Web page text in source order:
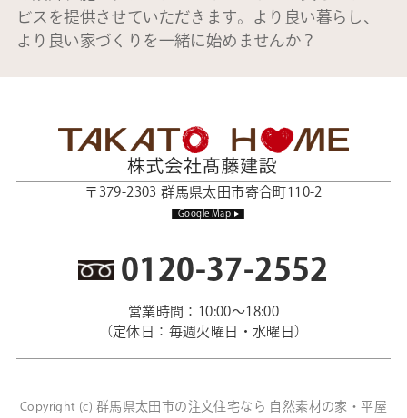
ビスを提供させていただきます。より良い暮らし、
より良い家づくりを一緒に始めませんか？
〒379-2303 群馬県太田市寄合町110-2
Google Map
0120-37-2552
営業時間：10:00～18:00
（定休日：毎週火曜日・水曜日）
Copyright (c) 群馬県太田市の注文住宅なら 自然素材の家・平屋